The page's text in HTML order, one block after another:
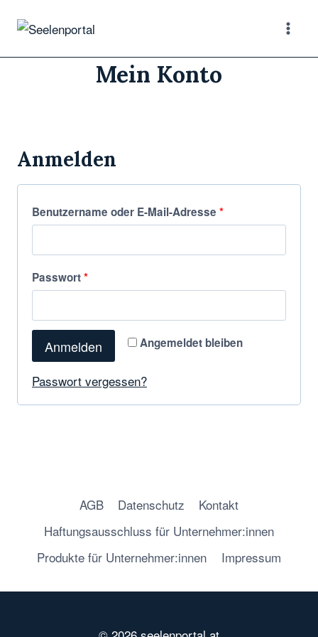
Mein Konto
Anmelden
Benutzername oder E-Mail-Adresse *
Passwort*
Angemeldet bleiben
Anmelden
Passwort vergessen?
AGB Datenschutz
Kontakt
Haftungsausschluss für Unternehmer:innen
Produkte für Unternehmer:innen
Impressum